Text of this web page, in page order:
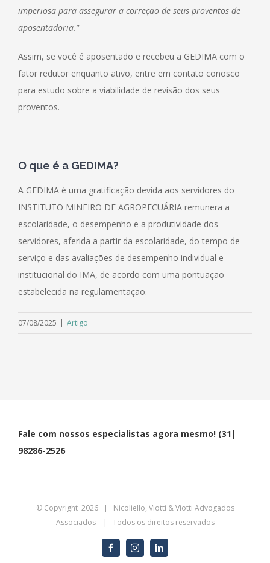
imperiosa para assegurar a correção de seus proventos de
aposentadoria.”
Assim, se você é aposentado e recebeu a GEDIMA com o
fator redutor enquanto ativo, entre em contato conosco
para estudo sobre a viabilidade de revisão dos seus
proventos.
O que é a GEDIMA?
A GEDIMA é uma gratificação devida aos servidores do
INSTITUTO MINEIRO DE AGROPECUÁRIA remunera a
escolaridade, o desempenho e a produtividade dos
servidores, aferida a partir da escolaridade, do tempo de
serviço e das avaliações de desempenho individual e
institucional do IMA, de acordo com uma pontuação
estabelecida na regulamentação.
07/08/2025 | Artigo
Fale com nossos especialistas agora mesmo! (31|
98286-2526
© Copyright 2026 | Nicoliello, Viotti & Viotti Advogados
Associados | Todos os direitos reservados
facebookinstagramlinkedin